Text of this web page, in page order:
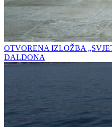
OTVORENA IZLOŽBA
DALDONA